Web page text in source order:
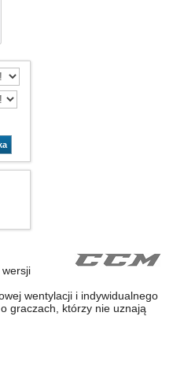
wersji
wentylacji i indywidualnego
graczach, którzy nie uznają